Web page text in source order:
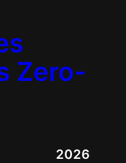
Zero-
2026